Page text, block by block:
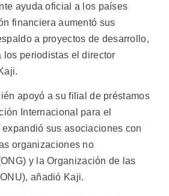
ayuda oficial a los países
financiera aumentó sus
a proyectos de desarrollo,
los periodistas el director
apoyó a su filial de préstamos
Internacional para el
sus asociaciones con
organizaciones no
y la Organización de las
añadió Kaji.